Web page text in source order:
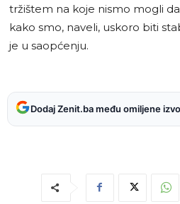
tržištem na koje nismo mogli
kako smo, naveli, uskoro biti
je u saopćenju.
Dodaj Zenit.ba među omiljene